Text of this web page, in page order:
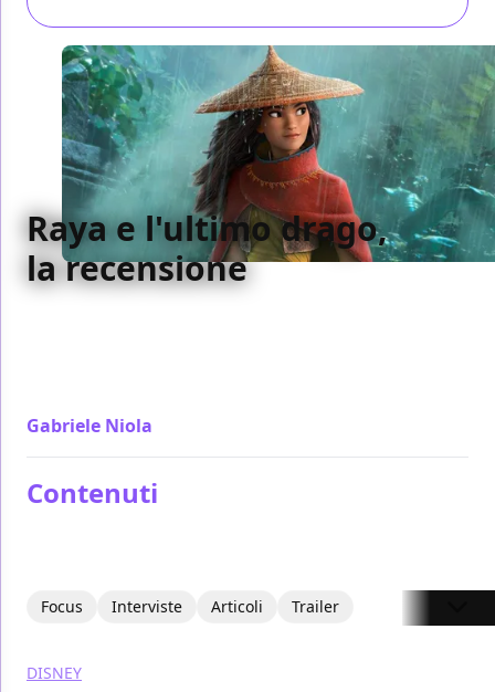
Raya e l'ultimo drago,
la recensione
Gabriele Niola
Contenuti
Focus Interviste Articoli Trailer
DISNEY